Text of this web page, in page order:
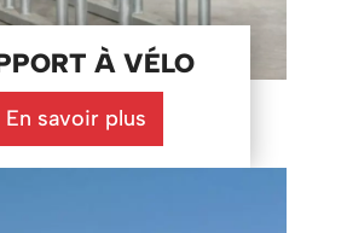
À VÉLO
En savoir plus